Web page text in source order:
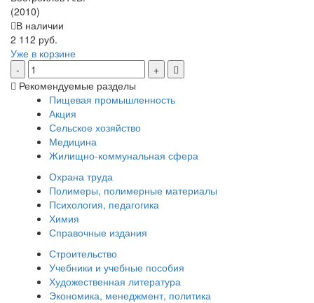
(2010)
В наличии
2 112 руб.
Уже в корзине
Рекомендуемые разделы
Пищевая промышленность
Акция
Сельское хозяйство
Медицина
Жилищно-коммунальная сфера
Охрана труда
Полимеры, полимерные материалы
Психология, педагогика
Химия
Справочные издания
Строительство
Учебники и учебные пособия
Художественная литература
Экономика, менеджмент, политика